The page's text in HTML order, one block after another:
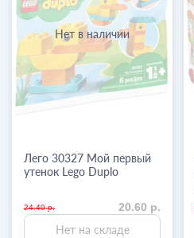
Нет в наличии
Лего 30327 Мой первый
утенок Lego Duplo
24.40 р. 20.60 р.
Нет на складе